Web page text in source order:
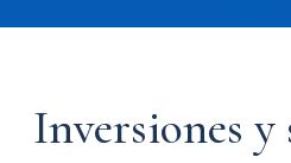
Inversiones y